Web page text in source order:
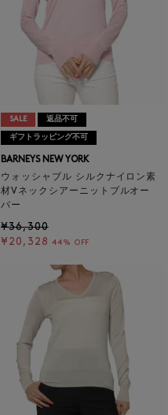
SALE 返品不可
ギフトラッピング不可
BARNEYS NEW YORK
ウォッシャブル シルクナイロン素
材Vネックシアーニットプルオー
バー
¥36,300
¥20,328 44% OFF